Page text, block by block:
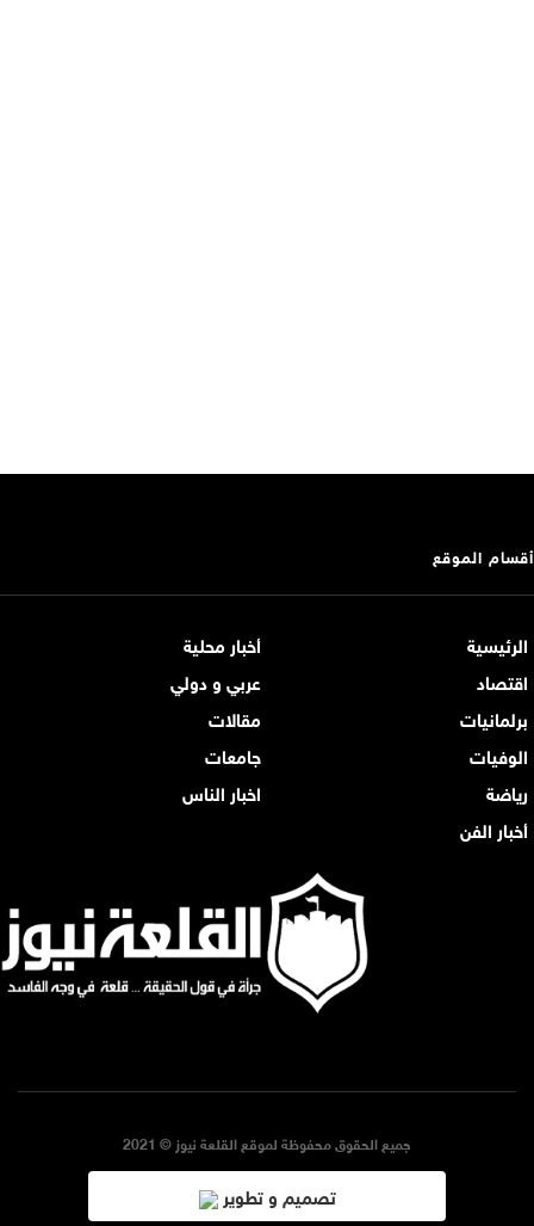
أقسام الموقع
الرئيسية
أخبار محلية
اقتصاد
عربي و دولي
برلمانيات
مقالات
الوفيات
جامعات
رياضة
اخبار الناس
أخبار الفن
جميع الحقوق محفوظة لموقع القلعة نيوز © 2021
تصميم و تطوير